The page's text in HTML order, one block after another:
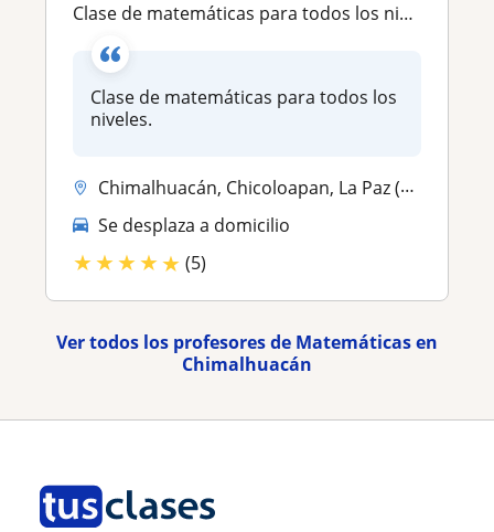
Clase de matemáticas para todos los niveles
Clase de matemáticas para todos los
niveles.
Chimalhuacán, Chicoloapan, La Paz (Estado de México)
Se desplaza a domicilio
★★★★★ (5)
Ver todos los profesores de Matemáticas en
Chimalhuacán